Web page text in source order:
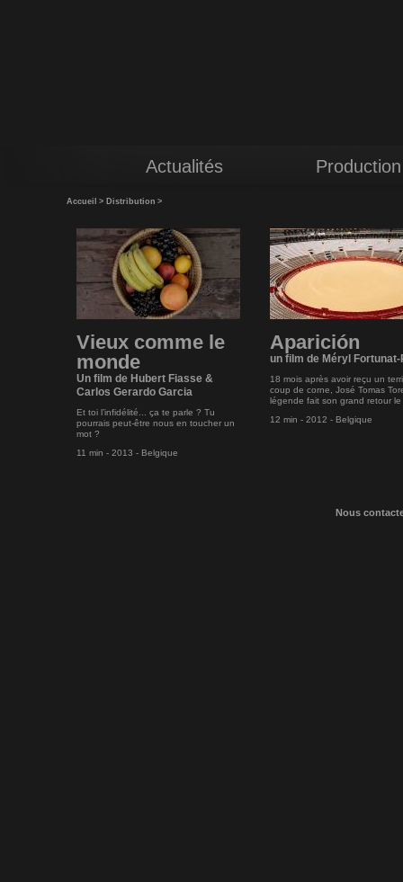
Actualités Production
Accueil > Distribution >
Vieux comme le
monde
Un film de Hubert Fiasse &
Carlos Gerardo Garcia
Et toi l’infidélité... ça te parle ? Tu
pourrais peut-être nous en toucher un
mot ?
11 min - 2013 - Belgique
Aparición
un film de Méryl
18 mois après avoir reçu un
coup de corne, José Tomas
légende fait son grand retour le
12 min - 2012 - Belgique
Nous